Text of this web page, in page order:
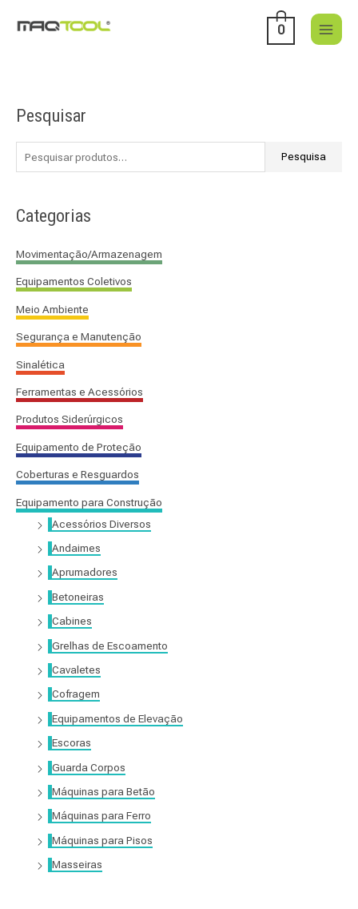
0
Pesquisar
P
i
a
r
p
r
:
Pesquisa
Categorias
Movimentação/Armazenagem
Equipamentos Coletivos
Meio Ambiente
Segurança e Manutenção
Sinalética
Ferramentas e Acessórios
Produtos Siderúrgicos
Equipamento de Proteção
Coberturas e Resguardos
Equipamento para Construção
Acessórios Diversos
Andaimes
Aprumadores
Betoneiras
Cabines
Grelhas de Escoamento
Cavaletes
Cofragem
Equipamentos de Elevação
Escoras
Guarda Corpos
Máquinas para Betão
Máquinas para Ferro
Máquinas para Pisos
Masseiras